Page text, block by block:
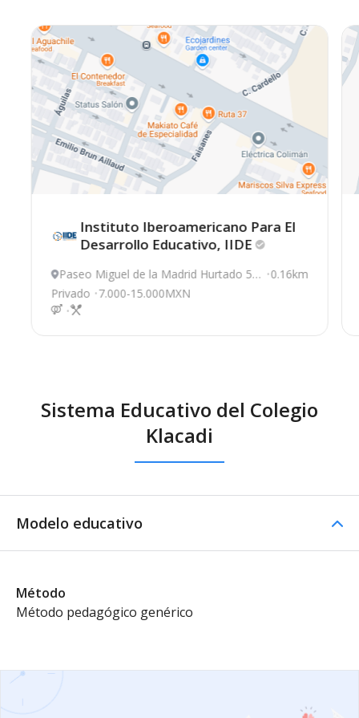
Instituto Iberoamericano Para El
Desarrollo Educativo, IIDE
Paseo Miguel de la Madrid Hurtado 55,
Colima
0.16km
Privado 7.000-15.000MXN
Sistema Educativo del Colegio
Klacadi
Modelo educativo
Método
Método pedagógico genérico